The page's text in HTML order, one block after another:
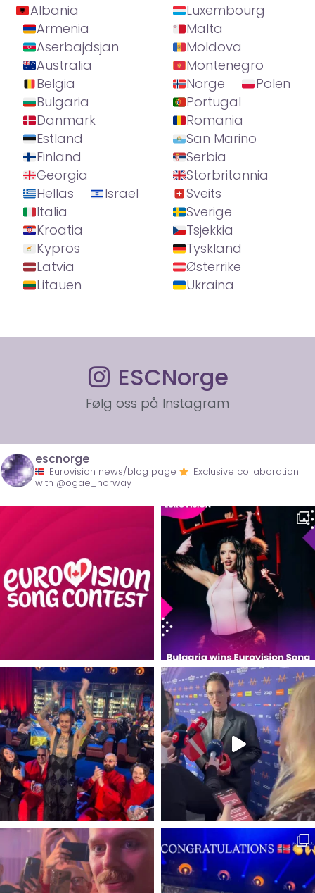
Albania
Armenia
Aserbajdsjan
Australia
Belgia
Bulgaria
Danmark
Estland
Finland
Georgia
Hellas
Israel
Italia
Kroatia
Kypros
Latvia
Litauen
Luxembourg
Malta
Moldova
Montenegro
Norge
Polen
Portugal
Romania
San Marino
Serbia
Storbritannia
Sveits
Sverige
Tsjekkia
Tyskland
Østerrike
Ukraina
ESCNorge
Følg oss på Instagram
escnorge
Eurovision news/blog page
Exclusive collaboration
with @ogae_norway